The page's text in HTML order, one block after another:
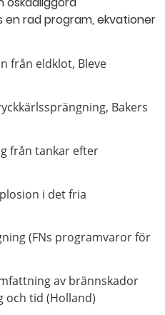
rad program, ekvationer
från eldklot, Bleve
Bakers
från tankar efter
i det fria
(FNs programvaror för
av brännskador
och tid (Holland)